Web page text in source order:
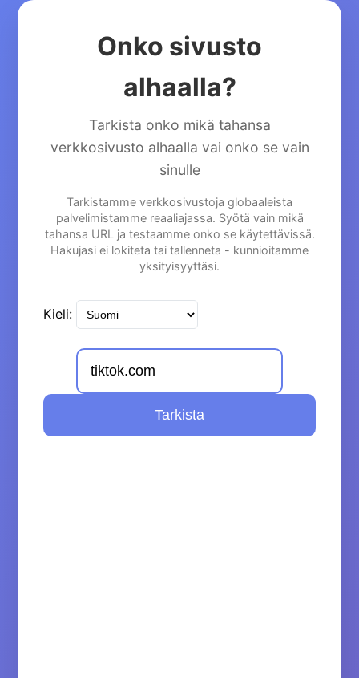
Onko sivusto
alhaalla?
Tarkista onko mikä tahansa
verkkosivusto alhaalla vai onko se vain
sinulle
Tarkistamme verkkosivustoja globaaleista
palvelimistamme reaaliajassa. Syötä vain mikä
tahansa URL ja testaamme onko se käytettävissä.
Hakujasi ei lokiteta tai tallenneta - kunnioitamme
yksityisyyttäsi.
Kieli:
Tarkista